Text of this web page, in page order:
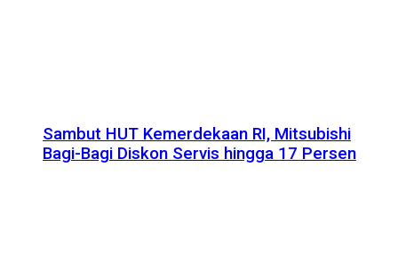
Sambut HUT Kemerdekaan RI, Mitsubishi
Bagi-Bagi Diskon Servis hingga 17 Persen